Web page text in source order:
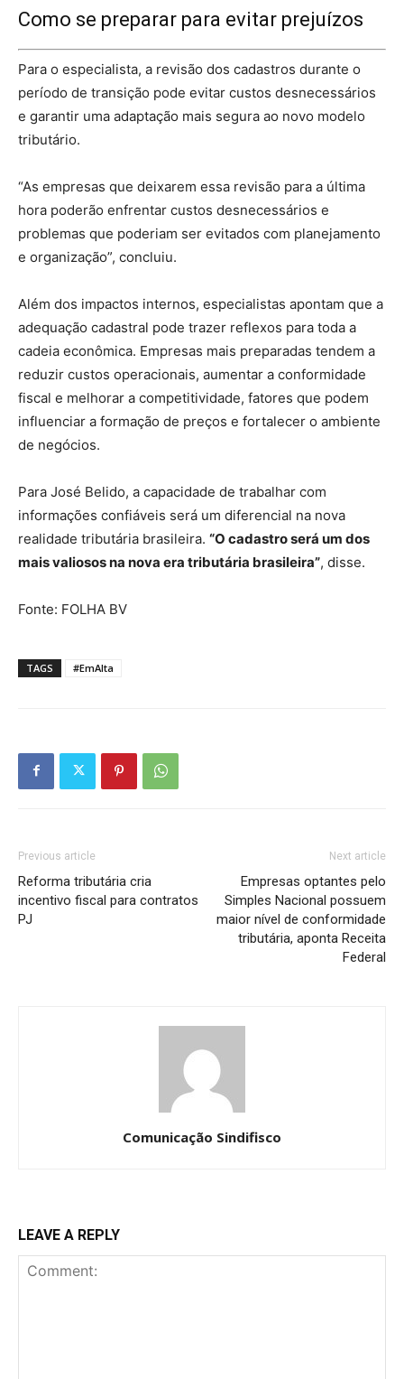
Como se preparar para evitar prejuízos
Para o especialista, a revisão dos cadastros durante o
período de transição pode evitar custos desnecessários
e garantir uma adaptação mais segura ao novo modelo
tributário.
“As empresas que deixarem essa revisão para a última
hora poderão enfrentar custos desnecessários e
problemas que poderiam ser evitados com planejamento
e organização”, concluiu.
Além dos impactos internos, especialistas apontam que a
adequação cadastral pode trazer reflexos para toda a
cadeia econômica. Empresas mais preparadas tendem a
reduzir custos operacionais, aumentar a conformidade
fiscal e melhorar a competitividade, fatores que podem
influenciar a formação de preços e fortalecer o ambiente
de negócios.
Para José Belido, a capacidade de trabalhar com
informações confiáveis será um diferencial na nova
realidade tributária brasileira. “O cadastro será um dos
mais valiosos na nova era tributária brasileira”, disse.
Fonte: FOLHA BV
TAGS #EmAlta
Previous article
Reforma tributária cria
incentivo fiscal para contratos
PJ
Next article
Empresas optantes pelo
Simples Nacional possuem
maior nível de conformidade
tributária, aponta Receita
Federal
Comunicação Sindifisco
LEAVE A REPLY